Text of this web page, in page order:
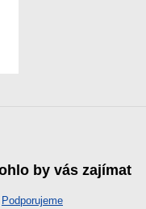
by vás zajímat
Podporujeme